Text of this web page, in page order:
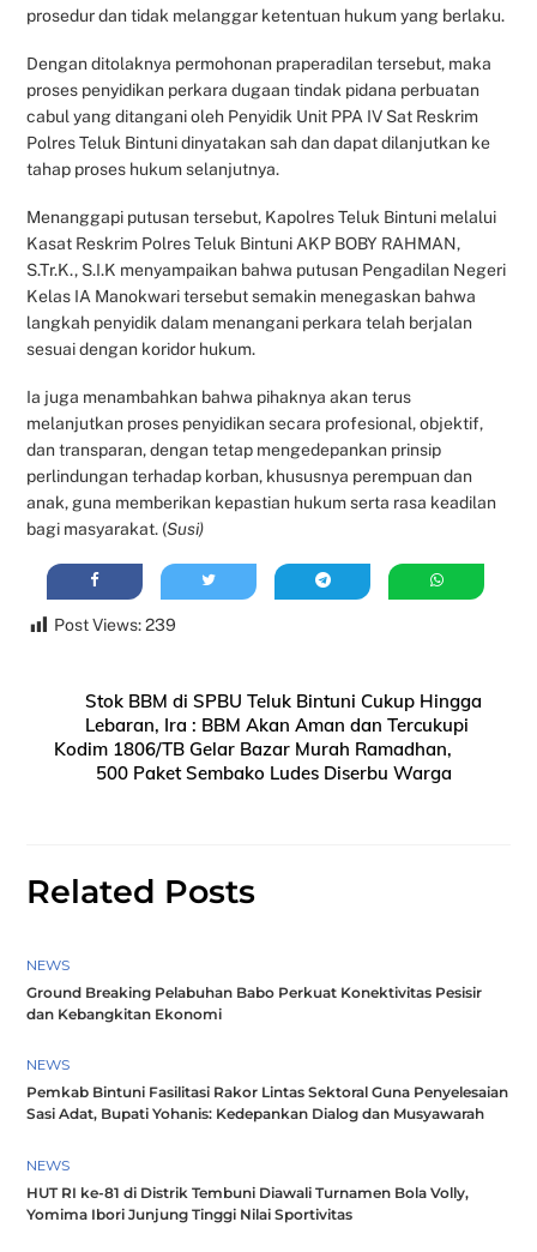
prosedur dan tidak melanggar ketentuan hukum yang berlaku.
Dengan ditolaknya permohonan praperadilan tersebut, maka
proses penyidikan perkara dugaan tindak pidana perbuatan
cabul yang ditangani oleh Penyidik Unit PPA IV Sat Reskrim
Polres Teluk Bintuni dinyatakan sah dan dapat dilanjutkan ke
tahap proses hukum selanjutnya.
Menanggapi putusan tersebut, Kapolres Teluk Bintuni melalui
Kasat Reskrim Polres Teluk Bintuni AKP BOBY RAHMAN,
S.Tr.K., S.I.K menyampaikan bahwa putusan Pengadilan Negeri
Kelas IA Manokwari tersebut semakin menegaskan bahwa
langkah penyidik dalam menangani perkara telah berjalan
sesuai dengan koridor hukum.
Ia juga menambahkan bahwa pihaknya akan terus
melanjutkan proses penyidikan secara profesional, objektif,
dan transparan, dengan tetap mengedepankan prinsip
perlindungan terhadap korban, khususnya perempuan dan
anak, guna memberikan kepastian hukum serta rasa keadilan
bagi masyarakat. (Susi)
Post Views: 239
Stok BBM di SPBU Teluk Bintuni Cukup Hingga
Lebaran, Ira : BBM Akan Aman dan Tercukupi
Kodim 1806/TB Gelar Bazar Murah Ramadhan,
500 Paket Sembako Ludes Diserbu Warga
Related Posts
NEWS
Ground Breaking Pelabuhan Babo Perkuat Konektivitas Pesisir
dan Kebangkitan Ekonomi
NEWS
Pemkab Bintuni Fasilitasi Rakor Lintas Sektoral Guna Penyelesaian
Sasi Adat, Bupati Yohanis: Kedepankan Dialog dan Musyawarah
NEWS
HUT RI ke-81 di Distrik Tembuni Diawali Turnamen Bola Volly,
Yomima Ibori Junjung Tinggi Nilai Sportivitas